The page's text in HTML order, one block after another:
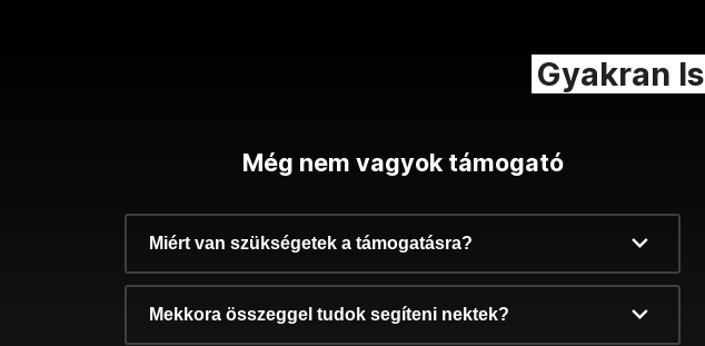
Gyakran
Még nem vagyok támogató
Miért van szükségetek a támogatásra?
Mekkora összeggel tudok segíteni nektek?